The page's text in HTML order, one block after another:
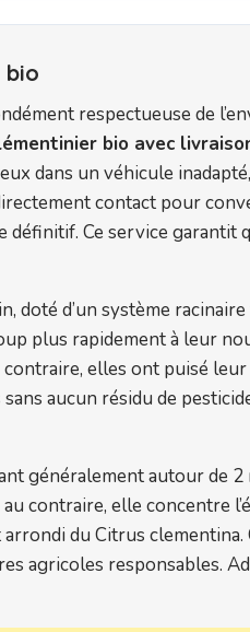
bio
respectueuse de
bio avec
dans un véhicule
contact pour
Ce service garantit
doté d’un système
plus rapidement à leur
elles ont puisé
aucun résidu de
généralement autour de
contraire, elle concentre
du Citrus clementina.
agricoles responsables.